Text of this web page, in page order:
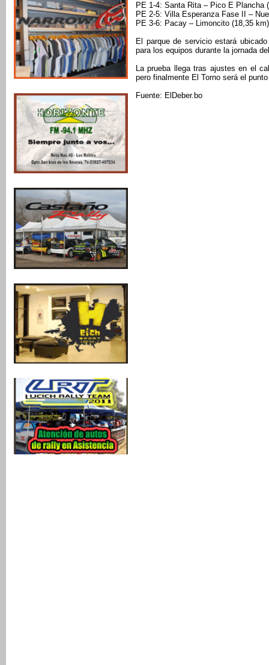
PE 1-4: Santa Rita – Pico E Plancha
PE 2-5: Villa Esperanza Fase II –
PE 3-6: Pacay – Limoncito (18,35 km)
El parque de servicio estará
para los equipos durante la jornada
La prueba llega tras ajustes en el
pero finalmente El Torno será el
Fuente: ElDeber.bo